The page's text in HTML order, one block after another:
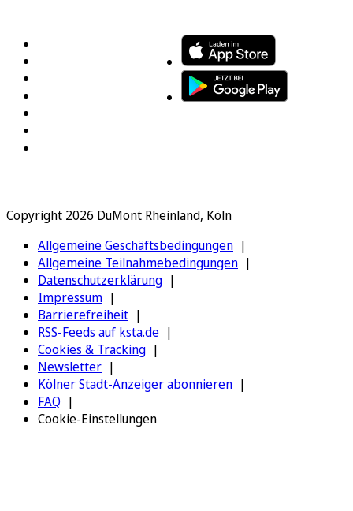
Copyright 2026 DuMont Rheinland, Köln
Allgemeine Geschäftsbedingungen
Allgemeine Teilnahmebedingungen
Datenschutzerklärung
Impressum
Barrierefreiheit
RSS-Feeds auf ksta.de
Cookies & Tracking
Newsletter
Kölner Stadt-Anzeiger abonnieren
FAQ
Cookie-Einstellungen